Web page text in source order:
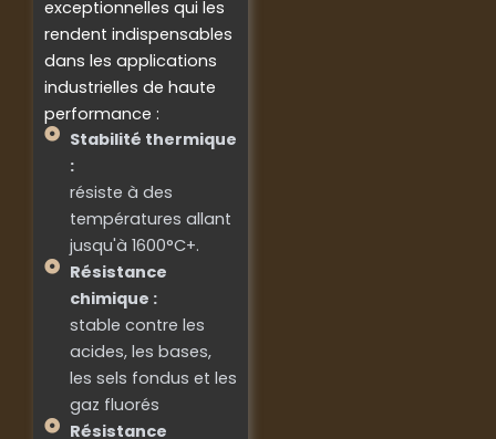
exceptionnelles qui les
rendent indispensables
dans les applications
industrielles de haute
performance :
Stabilité thermique
:
résiste à des
températures allant
jusqu'à 1600°C+.
Résistance
chimique :
stable contre les
acides, les bases,
les sels fondus et les
gaz fluorés
Résistance